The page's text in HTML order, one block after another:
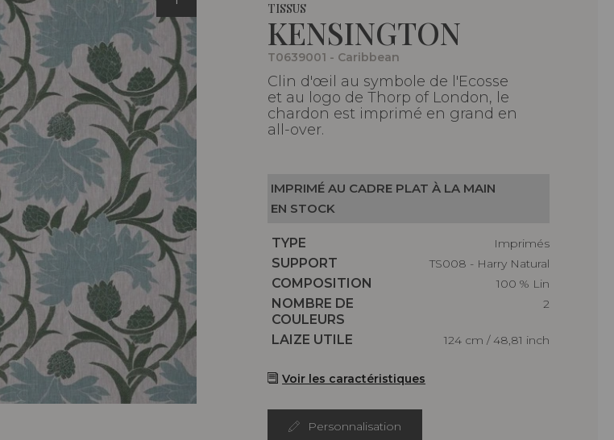
TISSUS
KENSINGTON
T0639001 - Caribbean
Clin d'œil au symbole de l'Ecosse
et au logo de Thorp of London, le
chardon est imprimé en grand en
all-over.
IMPRIMÉ AU CADRE PLAT À LA MAIN
EN STOCK
Caractéristiques
TYPE
Imprimés
Caractéristiques
SUPPORT
TS008 - Harry Natural
Caractéristiques
COMPOSITION
100 % Lin
Caractéristiques
NOMBRE DE
COULEURS
2
Caractéristiques
LAIZE UTILE 124 cm / 48,81 inch
Voir les caractéristiques
Personnalisation